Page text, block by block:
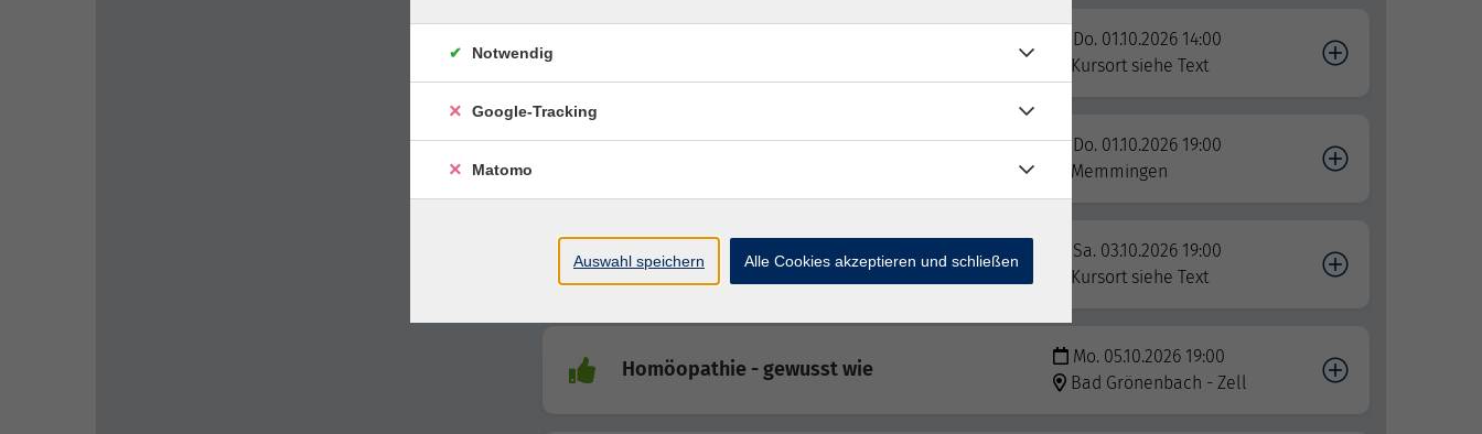
Do. 01.10.2026 14:00
Kursort siehe Text
Mehr Energie, weniger Müdigkeit! - Nährstoffe
Do. 01.10.2026 19:00
Memmingen
Lange Nacht der Demokratie 2026 -
Gemeinsam klingen für Freiheit und Vielfalt -
Sa. 03.10.2026 19:00
Kursort siehe Text
Homöopathie - gewusst wie
Mo. 05.10.2026 19:00
Bad Grönenbach - Zell
Notwendig
Google-Tracking
Matomo
Auswahl speichern Alle Cookies akzeptieren und schließen